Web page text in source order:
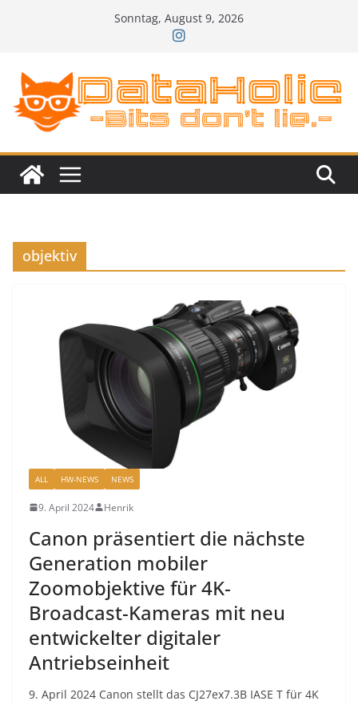
Sonntag, August 9, 2026
objektiv
ALL HW-NEWS NEWS
9. April 2024 Henrik
Canon präsentiert die nächste
Generation mobiler
Zoomobjektive für 4K-
Broadcast-Kameras mit neu
entwickelter digitaler
Antriebseinheit
9. April 2024 Canon stellt das CJ27ex7.3B IASE T für 4K